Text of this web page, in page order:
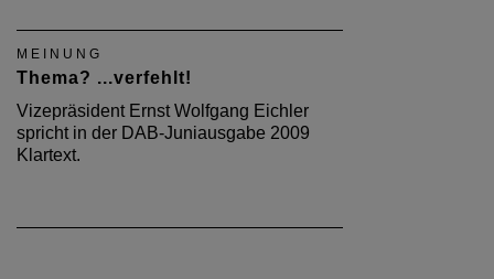
MEINUNG
Thema? ...verfehlt!
Vizepräsident Ernst Wolfgang Eichler
spricht in der DAB-Juniausgabe 2009
Klartext.